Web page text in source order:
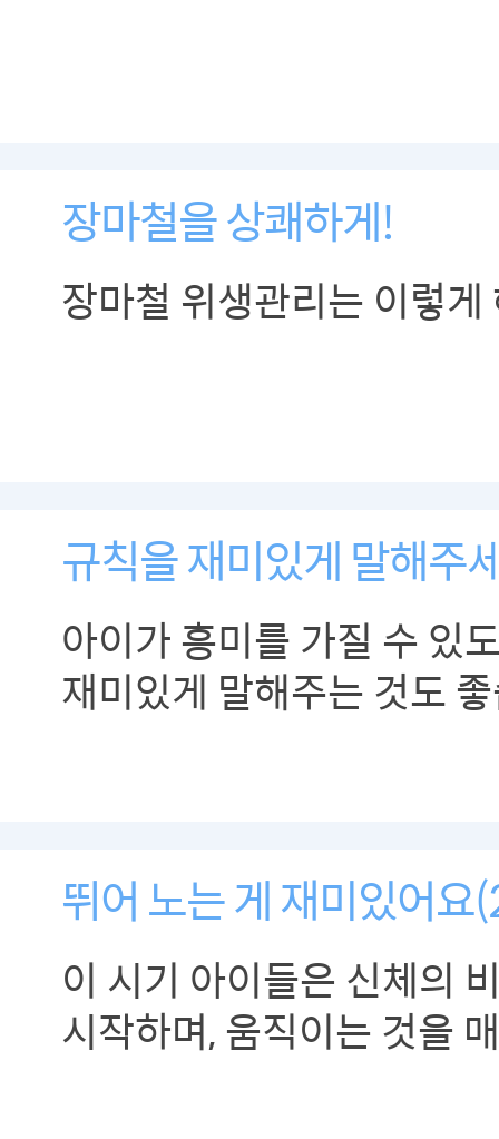
장마철을 상쾌하게!
장마철 위생관리는 이렇
규칙을 재미있게 말해주
아이가 흥미를 가질 수 있
재미있게 말해주는 것도
뛰어 노는 게 재미있어
이 시기 아이들은 신체의
시작하며, 움직이는 것을